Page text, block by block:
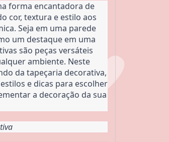
forma encantadora de
cor, textura e estilo aos
Seja em uma parede
um destaque em uma
são peças versáteis
ambiente. Neste
da tapeçaria decorativa,
e dicas para escolher
a decoração da sua